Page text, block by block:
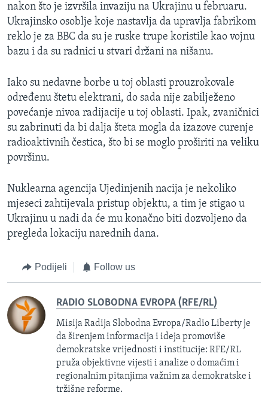
nakon što je izvršila invaziju na Ukrajinu u februaru.
Ukrajinsko osoblje koje nastavlja da upravlja fabrikom
reklo je za BBC da su je ruske trupe koristile kao vojnu
bazu i da su radnici u stvari držani na nišanu.
Iako su nedavne borbe u toj oblasti prouzrokovale
određenu štetu elektrani, do sada nije zabilježeno
povećanje nivoa radijacije u toj oblasti. Ipak, zvaničnici
su zabrinuti da bi dalja šteta mogla da izazove curenje
radioaktivnih čestica, što bi se moglo proširiti na veliku
površinu.
Nuklearna agencija Ujedinjenih nacija je nekoliko
mjeseci zahtijevala pristup objektu, a tim je stigao u
Ukrajinu u nadi da će mu konačno biti dozvoljeno da
pregleda lokaciju narednih dana.
Podijeli Follow us
RADIO SLOBODNA EVROPA (RFE/RL)
Misija Radija Slobodna Evropa/Radio Liberty je
da širenjem informacija i ideja promoviše
demokratske vrijednosti i institucije: RFE/RL
pruža objektivne vijesti i analize o domaćim i
regionalnim pitanjima važnim za demokratske i
tržišne reforme.